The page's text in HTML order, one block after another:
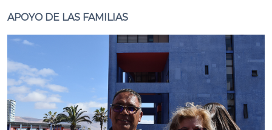
APOYO DE LAS FAMILIAS